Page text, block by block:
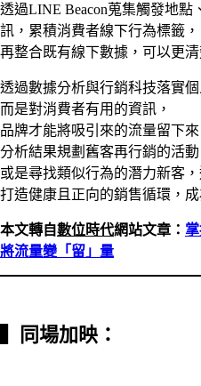
透過LINE Beacon蒐集觸發地
訊，累積消費者線下行為標籤，
再整合既有線下數據，可以更
透過數據分析與行銷科技落實
而是對消費者有用的資訊，
品牌才能將吸引來的流量留下
分析結果規劃舊客再行銷的活動
或是尋找類似行為的潛力新客
打造健康且正向的銷售循環，
本文轉自數位時代網站文章：
將流量變「留」量
同場加映：